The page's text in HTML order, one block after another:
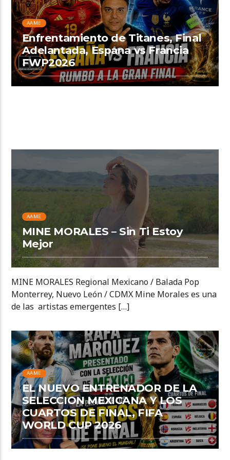
AAME
Enfrentamiento de Titanes, Final
Adelantada, Espana vs Francia
FWP2026
AAME
MINE MORALES – Sin Ti Estoy
Mejor
MINE MORALES Regional Mexicano / Balada Pop
Monterrey, Nuevo León / CDMX Mine Morales es una
de las artistas emergentes […]
AAME
EL NUEVO ENTRENADOR DE LA
SELECCION MEXICANA Y LOS
CUARTOS DE FINAL, FIFA
WORLD CUP 2026